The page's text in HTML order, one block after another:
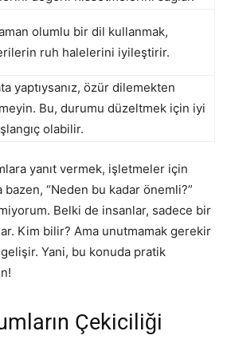
olumlu bir dil kullanmak,
ruh halelerini iyileştirir.
yaptıysanız, özür dilemekten
Bu, durumu düzeltmek için iyi
olabilir.
yanıt vermek, işletmeler için
“Neden bu kadar önemli?”
Belki de insanlar, sadece bir
Kim bilir? Ama unutmamak gerekir
Yani, bu konuda pratik
Çekiciliği